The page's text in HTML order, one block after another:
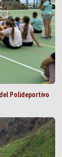
Polideportivo